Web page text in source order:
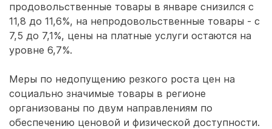
продовольственные товары в январе снизился с
11,8 до 11,6%, на непродовольственные товары - с
7,5 до 7,1%, цены на платные услуги остаются на
уровне 6,7%.
Меры по недопущению резкого роста цен на
социально значимые товары в регионе
организованы по двум направлениям по
обеспечению ценовой и физической доступности.